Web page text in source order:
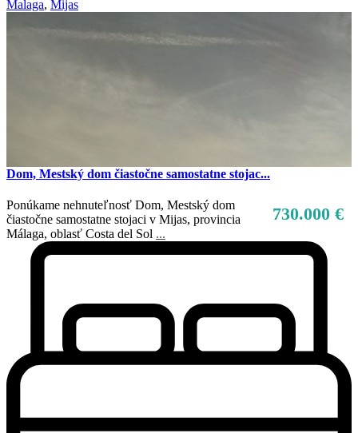
Malaga, Mijas
Dom, Mestský dom čiastočne samostatne stojac...
730.000 €
Ponúkame nehnuteľnosť Dom, Mestský dom
čiastočne samostatne stojaci v Mijas, provincia
Málaga, oblasť Costa del Sol ...